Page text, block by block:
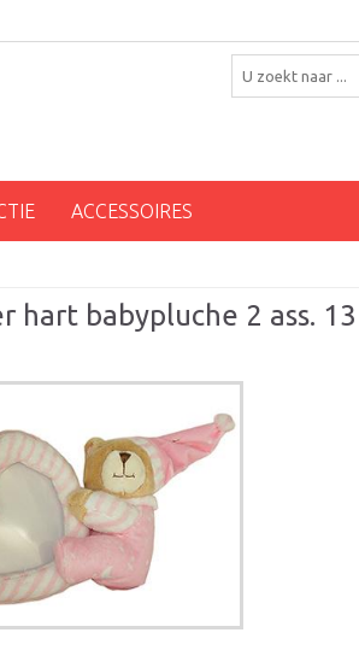
ACCESSOIRES
babypluche 2 ass. 13